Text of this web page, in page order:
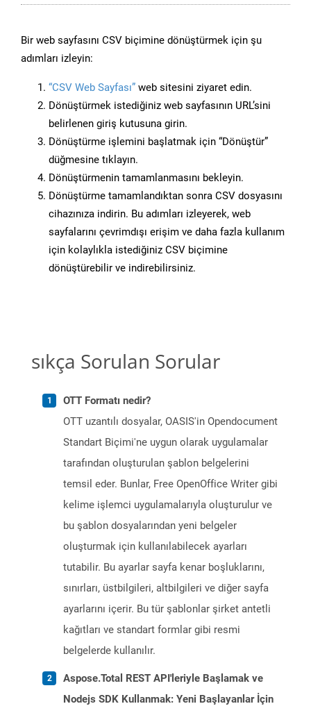
Bir web sayfasını CSV biçimine dönüştürmek için şu
adımları izleyin:
“CSV Web Sayfası” web sitesini ziyaret edin.
Dönüştürmek istediğiniz web sayfasının URL’sini
belirlenen giriş kutusuna girin.
Dönüştürme işlemini başlatmak için “Dönüştür”
düğmesine tıklayın.
Dönüştürmenin tamamlanmasını bekleyin.
Dönüştürme tamamlandıktan sonra CSV dosyasını
cihazınıza indirin. Bu adımları izleyerek, web
sayfalarını çevrimdışı erişim ve daha fazla kullanım
için kolaylıkla istediğiniz CSV biçimine
dönüştürebilir ve indirebilirsiniz.
sıkça Sorulan Sorular
OTT Formatı nedir?
OTT uzantılı dosyalar, OASIS'in Opendocument
Standart Biçimi'ne uygun olarak uygulamalar
tarafından oluşturulan şablon belgelerini
temsil eder. Bunlar, Free OpenOffice Writer gibi
kelime işlemci uygulamalarıyla oluşturulur ve
bu şablon dosyalarından yeni belgeler
oluşturmak için kullanılabilecek ayarları
tutabilir. Bu ayarlar sayfa kenar boşluklarını,
sınırları, üstbilgileri, altbilgileri ve diğer sayfa
ayarlarını içerir. Bu tür şablonlar şirket antetli
kağıtları ve standart formlar gibi resmi
belgelerde kullanılır.
Aspose.Total REST API'leriyle Başlamak ve
Nodejs SDK Kullanmak: Yeni Başlayanlar İçin